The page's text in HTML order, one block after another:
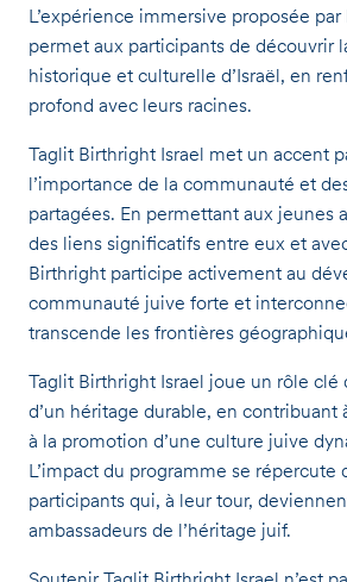
L’expérience immersive proposée
permet aux participants de découvrir
historique et culturelle d’Israël, en
profond avec leurs racines.
Taglit Birthright Israel met un accent
l’importance de la communauté et
partagées. En permettant aux jeunes
des liens significatifs entre eux et
Birthright participe activement au
communauté juive forte et
transcende les frontières
Taglit Birthright Israel joue un rôle clé
d’un héritage durable, en contribuant
à la promotion d’une culture juive
L’impact du programme se répercute
participants qui, à leur tour,
ambassadeurs de l’héritage juif.